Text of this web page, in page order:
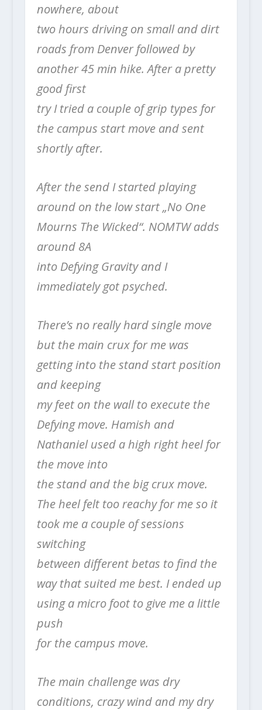
nowhere, about
two hours driving on small and dirt
roads from Denver followed by
another 45 min hike. After a pretty
good first
try I tried a couple of grip types for
the campus start move and sent
shortly after.
After the send I started playing
around on the low start „No One
Mourns The Wicked“. NOMTW adds
around 8A
into Defying Gravity and I
immediately got psyched.
There’s no really hard single move
but the main crux for me was
getting into the stand start position
and keeping
my feet on the wall to execute the
Defying move. Hamish and
Nathaniel used a high right heel for
the move into
the stand and the big crux move.
The heel felt too reachy for me so it
took me a couple of sessions
switching
between different betas to find the
way that suited me best. I ended up
using a micro foot to give me a little
push
for the campus move.
The main challenge was dry
conditions, crazy wind and my dry